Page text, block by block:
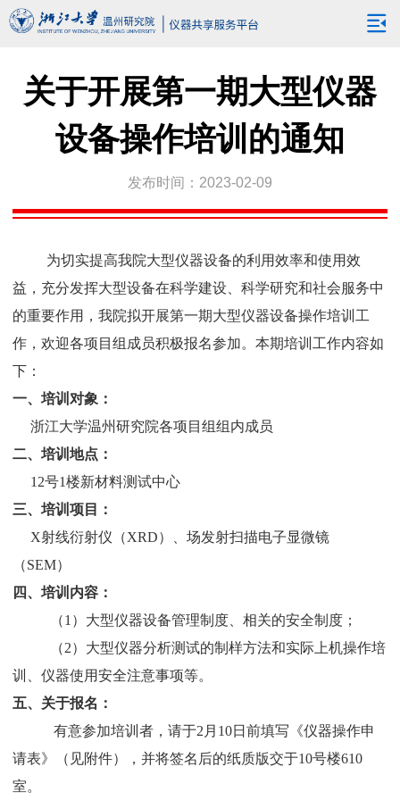
关于开展第一期大型仪器
设备操作培训的通知
发布时间：2023-02-09
为切实提高我院大型仪器设备的利用效率和使用效
益，充分发挥大型设备在科学建设、科学研究和社会服务中
的重要作用，我院拟开展第一期大型仪器设备操作培训工
作，欢迎各项目组成员积极报名参加。本期培训工作内容如
下：
一、培训对象：
浙江大学温州研究院各项目组组内成员
二、培训地点：
12号1楼新材料测试中心
三、培训项目：
X射线衍射仪（XRD）、场发射扫描电子显微镜
（SEM）
四、培训内容：
（1）大型仪器设备管理制度、相关的安全制度；
（2）大型仪器分析测试的制样方法和实际上机操作培
训、仪器使用安全注意事项等。
五、关于报名：
有意参加培训者，请于2月10日前填写《仪器操作申
请表》（见附件），并将签名后的纸质版交于10号楼610
室。